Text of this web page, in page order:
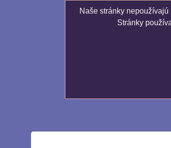
Naše stránky
Stránky